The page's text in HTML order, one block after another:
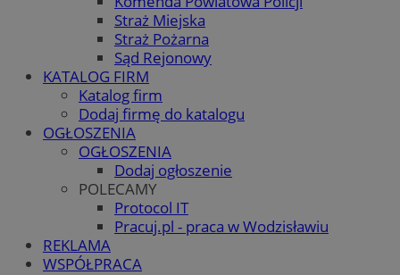
Straż Miejska
Straż Pożarna
Sąd Rejonowy
KATALOG FIRM
Katalog firm
Dodaj firmę do katalogu
OGŁOSZENIA
OGŁOSZENIA
Dodaj ogłoszenie
POLECAMY
Protocol IT
Pracuj.pl - praca w Wodzisławiu
REKLAMA
WSPÓŁPRACA